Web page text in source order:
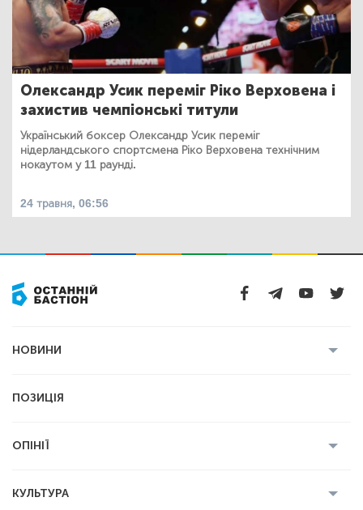
Олександр Усик переміг Ріко Верховена і
захистив чемпіонські титули
Український боксер Олександр Усик переміг
нідерландського спортсмена Ріко Верховена технічним
нокаутом у 11 раунді.
24 травня, 06:56
НОВИНИ
Економіка
ПОЗИЦІЯ
ОПІНІЇ
КУЛЬТУРА